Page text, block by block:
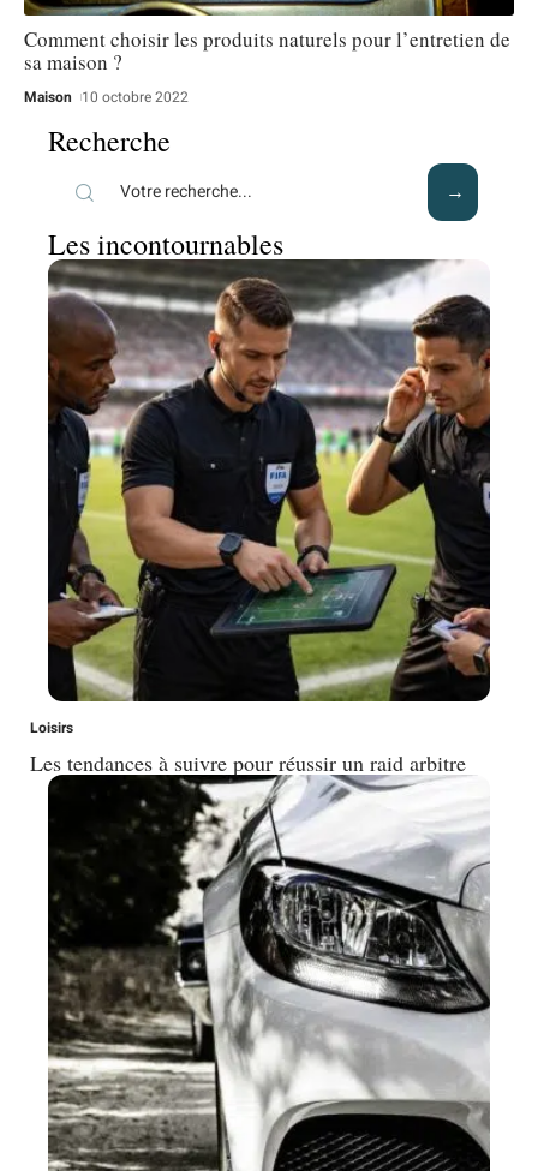
Comment choisir les produits naturels pour l’entretien de
sa maison ?
Maison 10 octobre 2022
Recherche
Les incontournables
Loisirs
Les tendances à suivre pour réussir un raid arbitre